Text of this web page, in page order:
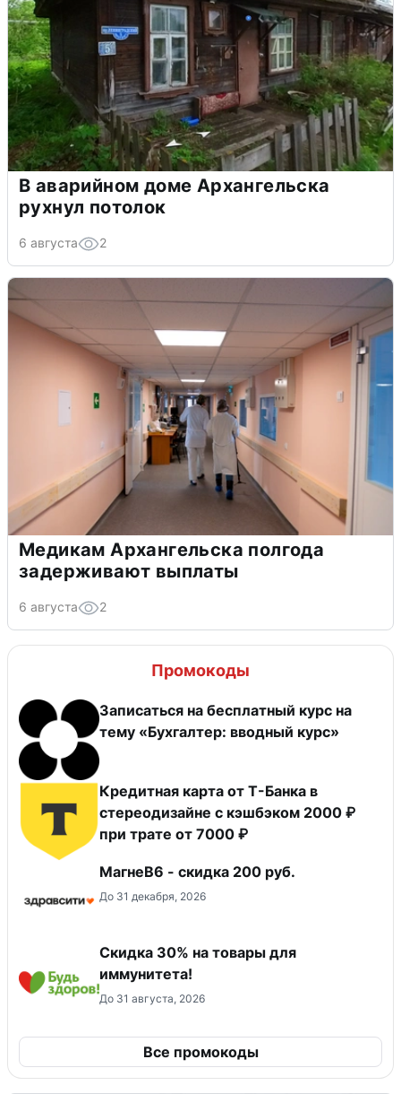
В аварийном доме Архангельска
рухнул потолок
6 августа 2
Медикам Архангельска полгода
задерживают выплаты
6 августа 2
Промокоды
Записаться на бесплатный курс на
тему «Бухгалтер: вводный курс»
Кредитная карта от Т-Банка в
стереодизайне с кэшбэком 2000 ₽
при трате от 7000 ₽
МагнеB6 - скидка 200 руб.
До 31 декабря, 2026
Скидка 30% на товары для
иммунитета!
До 31 августа, 2026
Все промокоды